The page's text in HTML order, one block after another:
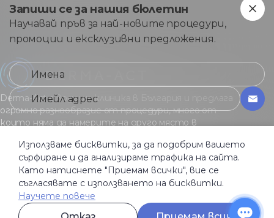
Derma-Act е водеща клиника в България и предлага
огромно разнообразие от процедури, много от
които няма да намерите на друго място в
Общи услoвия
Политика за поверителност
Бисквитки
Активация условия
Запиши се за нашия бюлетин
Научавай пръв за най-новите процедури,
промоции и ексклузивни предложения.
Използваме бисквитки, за да подобрим вашето
сърфиране и да анализираме трафика на сайта.
Като натиснете "Приемам всички", вие се
съгласявате с използването на бисквитки.
Научете повече